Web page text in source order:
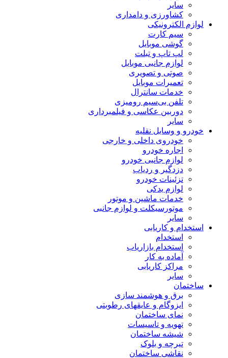
سایر
کشاورزی و دامداری
لوازم الکترونیکی
سیم کارت
گوشی موبایل
لپ تاپ و تبلت
لوازم جانبی موبایل
صوتی و تصویری
تعمیرات موبایل
خدمات سانترال
تلفن بی‌سیم رومیزی
دوربین عکاسی و فیلمبرداری
سایر
خودرو و وسایل نقلیه
خودروی داخلی و خارجی
اجاره خودرو
لوازم جانبی خودرو
دزدگیر و ردیاب
تزئینات خودرو
لوازم یدکی
خدمات ماشین و موتور
موتورسیکلت و لوازم جانبی
سایر
استخدام و کاریابی
استخدام
استخدام بازاریاب
آماده به کار
مراکز کاریابی
سایر
ساختمان
برق و هوشمند سازی
ایزوگام و عایقهای رطوبتی
نمای ساختمان
تهویه و تاسیسات
شیشه ساختمان
تیرچه و بلوک
نقاشی ساختمان